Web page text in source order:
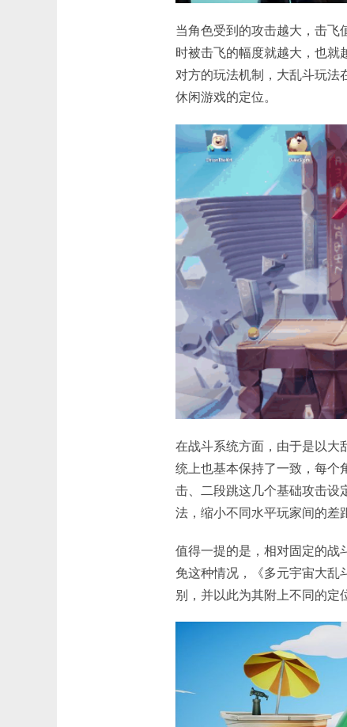
当角色受到的攻击越大，击飞
时被击飞的幅度就越大，也就
对方的玩法机制，大乱斗玩法
休闲游戏的定位。
在战斗系统方面，由于是以大
统上也基本保持了一致，每个
击、二段跳这几个基础攻击设
法，缩小不同水平玩家间的差
值得一提的是，相对固定的战
免这种情况，《多元宇宙大乱
别，并以此为其附上不同的定